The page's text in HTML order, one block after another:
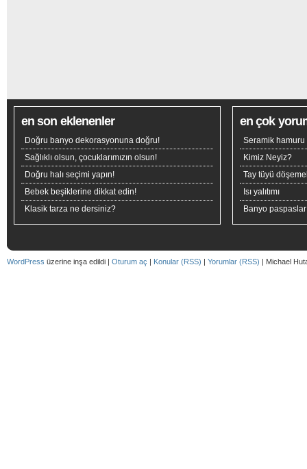
en son eklenenler
Doğru banyo dekorasyonuna doğru!
Sağlıklı olsun, çocuklarımızın olsun!
Doğru halı seçimi yapın!
Bebek beşiklerine dikkat edin!
Klasik tarza ne dersiniz?
en çok
Seramik hamuru
Kimiz Neyiz?
Tay tüyü
Isı yalıtımı
Banyo
WordPress üzerine inşa edildi | Oturum aç | Konular (RSS) | Yorumlar (RSS) | Michael